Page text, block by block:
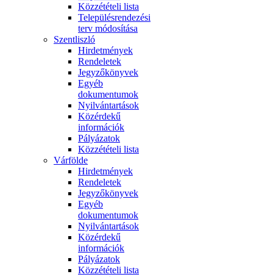
Közzétételi lista
Településrendezési
terv módosítása
Szentliszló
Hirdetmények
Rendeletek
Jegyzőkönyvek
Egyéb
dokumentumok
Nyilvántartások
Közérdekű
információk
Pályázatok
Közzétételi lista
Várfölde
Hirdetmények
Rendeletek
Jegyzőkönyvek
Egyéb
dokumentumok
Nyilvántartások
Közérdekű
információk
Pályázatok
Közzétételi lista